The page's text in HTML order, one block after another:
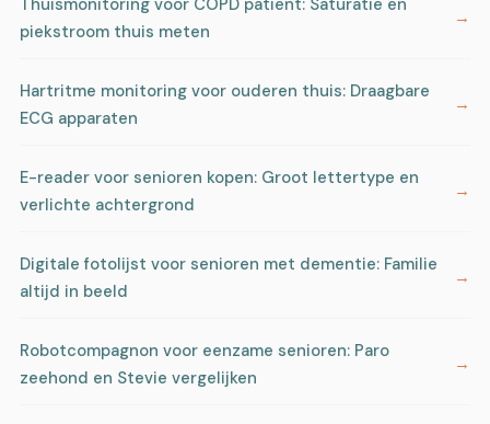
piekstroom thuis meten
Hartritme monitoring voor ouderen thuis: Draagbare
ECG apparaten
E-reader voor senioren kopen: Groot lettertype en
verlichte achtergrond
Digitale fotolijst voor senioren met dementie: Familie
altijd in beeld
Robotcompagnon voor eenzame senioren: Paro
zeehond en Stevie vergelijken